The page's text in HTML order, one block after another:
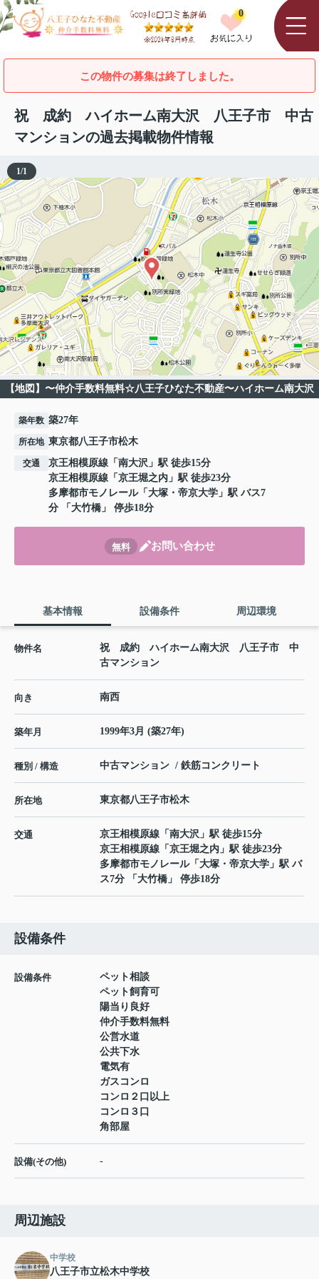
0
この物件の募集は終了しました。
祝 成約 ハイホーム南大沢 八王子市 中古
マンションの過去掲載物件情報
【地図】〜仲介手数料無料☆八王子ひなた不動産〜ハイホーム南大沢
1/1
築年数 築27年
所在地 東京都八王子市松木
交通 京王相模原線 「 南大沢 」駅 徒歩15分
京王相模原線 「 京王堀之内 」駅 徒歩23分
多摩都市モノレール「 大塚・帝京大学 」駅 バス7
分 「大竹橋」 停歩18分
無料 お問い合わせ
基本情報 設備条件 周辺環境
物件名
祝 成約 ハイホーム南大沢 八王子市 中
古マンション
向き 南西
築年月 1999年3月 (築27年)
種別 / 構造 中古マンション / 鉄筋コンクリート
所在地 東京都八王子市松木
交通 京王相模原線 「 南大沢 」駅 徒歩15分
京王相模原線 「 京王堀之内 」駅 徒歩23分
多摩都市モノレール「 大塚・帝京大学 」駅 バ
ス7分 「大竹橋」 停歩18分
設備条件
設備条件
ペット相談
ペット飼育可
陽当り良好
仲介手数料無料
公営水道
公共下水
電気有
ガスコンロ
コンロ２口以上
コンロ３口
角部屋
設備(その他) -
周辺施設
中学校
八王子市立松木中学校